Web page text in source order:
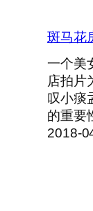
斑马花
一个美
店拍片
叹小痰
的重要
2018-